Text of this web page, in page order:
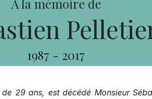
À la mémoire de
1987 - 2017
29 ans, est décédé Monsieur